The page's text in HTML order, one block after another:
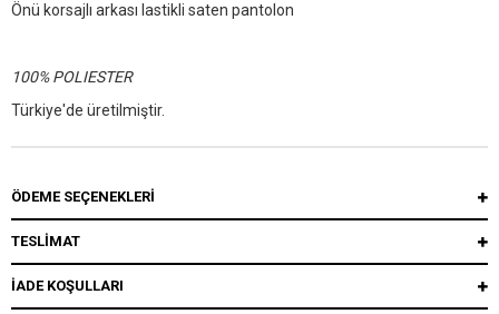
Önü korsajlı arkası lastikli saten pantolon
100% POLIESTER
Türkiye'de üretilmiştir.
ÖDEME SEÇENEKLERI
TESLİMAT
İADE KOŞULLARI